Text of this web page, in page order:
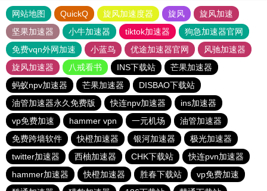
网站地图 QuickQ 旋风加速度器 旋风
旋风加速
坚果加速器
小牛加速器 tiktok加速器
狗急加速器官网
免费vqn外网加速
小蓝鸟 优途加速器官网
风驰加速器
旋风加速器
八戒看书 INS下载站
芒果加速器
蚂蚁npv加速器
芒果加速器
DISBAO下载站
油管加速器永久免费版
快连npv加速器
ins加速器
vp免费加速
hammer vpn 一元机场
油管加速器
免费跨墙软件
快橙加速器 银河加速器
极光加速器
twitter加速器
西柚加速器 CHK下载站
快连pvn加速器
hammer加速器
快橙加速器 胜春下载站
vp免费加速